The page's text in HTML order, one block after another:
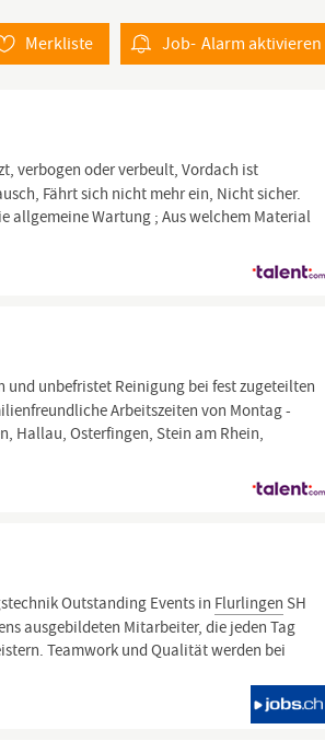
Job- Alarmaktivieren
Merkliste
verbogen oder verbeult, Vordach ist
Fährt sich nicht mehr ein, Nicht sicher.
allgemeine Wartung ; Aus welchem Material
und unbefristet Reinigung bei fest zugeteilten
Arbeitszeiten von Montag -
Hallau, Osterfingen, Stein am Rhein,
Outstanding Events in Flurlingen SH
ausgebildeten Mitarbeiter, die jeden Tag
Teamwork und Qualität werden bei